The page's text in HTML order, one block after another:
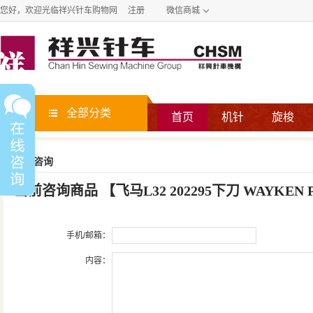
您好，欢迎光临祥兴针车购物网 注册 微信商城
全部分类 首页 机针 旋梭
商品咨询
当前咨询商品 【 飞马L32 202295下刀 WAYKEN
手机/邮箱：
内容：